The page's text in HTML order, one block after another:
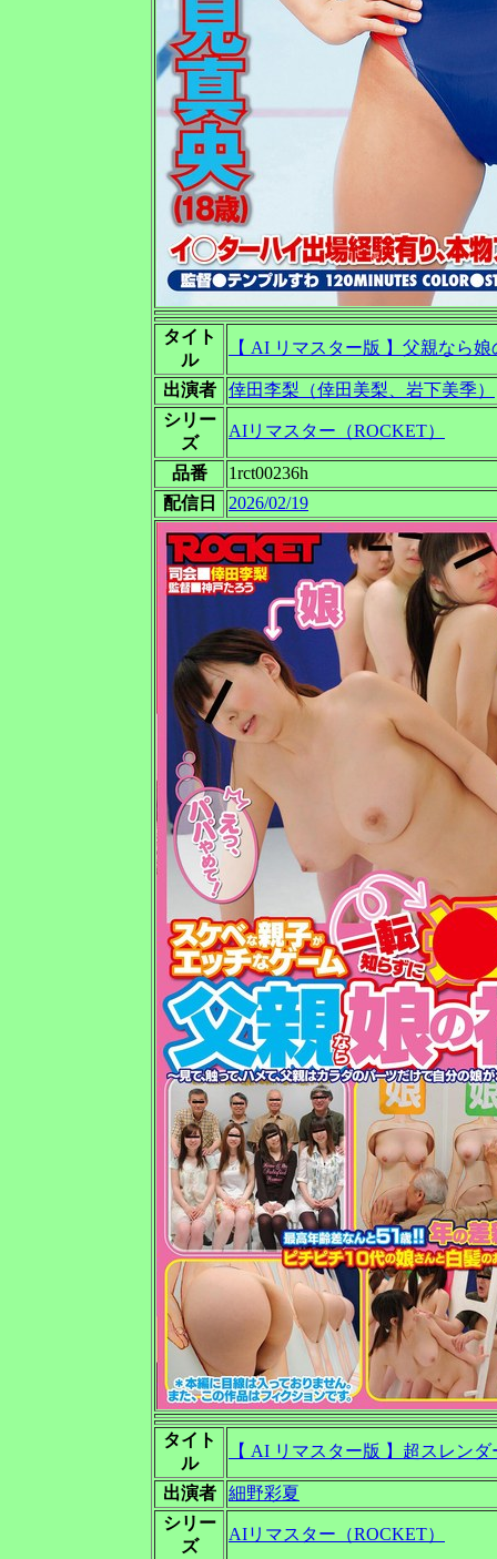
タイト
ル
【 AI リマスター版 】父親なら
出演者
倖田李梨（倖田美梨、岩下美季）
シリー
ズ
AIリマスター（ROCKET）
品番
1rct00236h
配信日
2026/02/19
タイト
ル
【 AI リマスター版 】超スレン
出演者
細野彩夏
シリー
ズ
AIリマスター（ROCKET）